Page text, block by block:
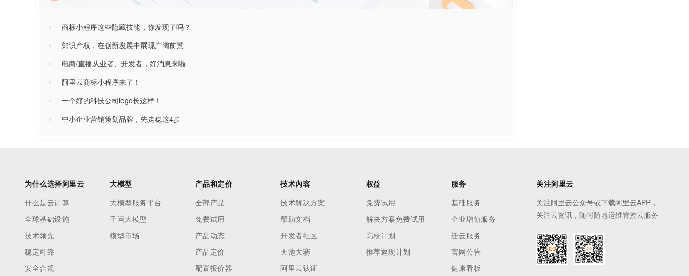
商标小程序这些隐藏技能，你发现了吗？
知识产权，在创新发展中展现广阔前景
电商/直播从业者、开发者，好消息来啦
阿里云商标小程序来了！
一个好的科技公司logo长这样！
中小企业营销策划品牌，先走稳这4步